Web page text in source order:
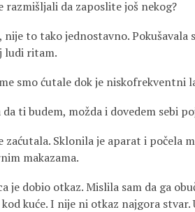
razmišljali da zaposlite još nekog?
nije to tako jednostavno. Pokušavala
ludi ritam.
smo ćutale dok je niskofrekventni
ti budem, možda i dovedem sebi
zaćutala. Sklonila je aparat i počela
makazama.
je dobio otkaz. Mislila sam da ga
kod kuće. I nije ni otkaz najgora